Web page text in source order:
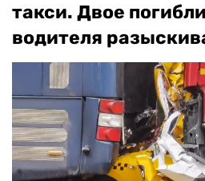
такси. Двое
водителя